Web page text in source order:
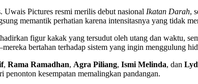
Pictures resmi merilis debut nasional Ikatan Darah,
memantik perhatian karena intensitasnya yang tidak
figur kakak yang tersudut oleh utang dan waktu,
bertahan terhadap sistem yang ingin menggulung
, Rama Ramadhan, Agra Piliang, Ismi Melinda, dan
kesempatan memalingkan pandangan.